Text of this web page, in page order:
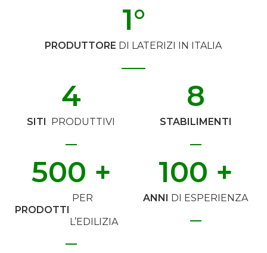
PRODUTTORE DI LATERIZI IN ITALIA
1°
SITI PRODUTTIVI
4
STABILIMENTI
8
PRODOTTI
PER
L’EDILIZIA
500 +
ANNI DI ESPERIENZA
100 +